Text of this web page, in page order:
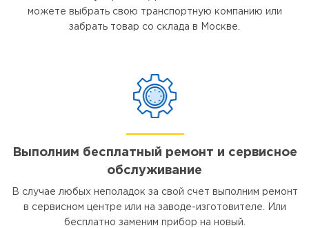
можете выбрать свою транспортную компанию или
забрать товар со склада в Москве.
Выполним бесплатный ремонт и сервисное
обслуживание
В случае любых неполадок за свой счет выполним ремонт
в сервисном центре или на заводе-изготовителе. Или
бесплатно заменим прибор на новый.